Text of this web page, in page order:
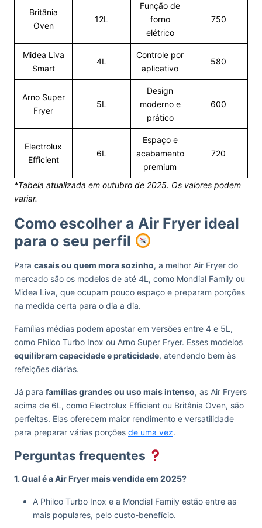
Britânia
Oven
12L
Função de
forno
elétrico
750
Midea Liva
Smart
4L
Controle por
aplicativo
580
Arno Super
Fryer
5L
Design
moderno e
prático
600
Electrolux
Efficient
6L
Espaço e
acabamento
premium
720
*Tabela atualizada em outubro de 2025. Os valores podem
variar.
Como escolher a Air Fryer ideal
para o seu perfil
Para casais ou quem mora sozinho, a melhor Air Fryer do
mercado são os modelos de até 4L, como Mondial Family ou
Midea Liva, que ocupam pouco espaço e preparam porções
na medida certa para o dia a dia.
Famílias médias podem apostar em versões entre 4 e 5L,
como Philco Turbo Inox ou Arno Super Fryer. Esses modelos
equilibram capacidade e praticidade, atendendo bem às
refeições diárias.
Já para famílias grandes ou uso mais intenso, as Air Fryers
acima de 6L, como Electrolux Efficient ou Britânia Oven, são
perfeitas. Elas oferecem maior rendimento e versatilidade
para preparar várias porções de uma vez.
Perguntas frequentes
1. Qual é a Air Fryer mais vendida em 2025?
A Philco Turbo Inox e a Mondial Family estão entre as
mais populares, pelo custo-benefício.